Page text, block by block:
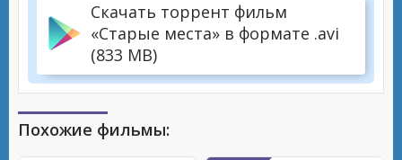
Скачать торрент фильм
«Старые места» в формате .avi
(833 MB)
Похожие фильмы: